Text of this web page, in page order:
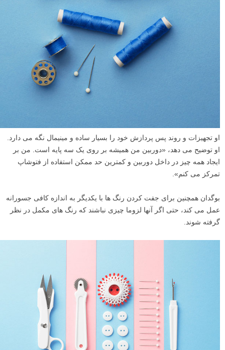
او تجهیزات و روند پس پردازش خود را بسیار ساده و مینیمال نگه می دارد.
او توضیح می دهد، «دوربین من همیشه بر روی یک سه پایه است. من بر
ایجاد همه چیز در داخل دوربین و کمترین حد ممکن استفاده از فتوشاپ
تمرکز می کنم».
بوگدان همچنین برای جفت کردن رنگ ها با یکدیگر به اندازه کافی جسورانه
عمل می کند، حتی اگر آنها لزوما چیزی نباشند که رنگ های مکمل در نظر
گرفته شوند.